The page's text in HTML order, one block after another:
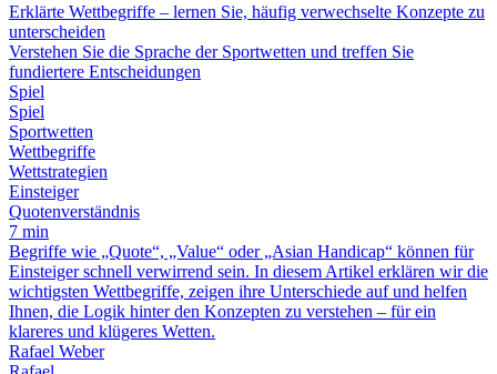
Erklärte Wettbegriffe – lernen Sie, häufig verwechselte Konzepte zu
unterscheiden
Verstehen Sie die Sprache der Sportwetten und treffen Sie
fundiertere Entscheidungen
Spiel
Spiel
Sportwetten
Wettbegriffe
Wettstrategien
Einsteiger
Quotenverständnis
7 min
Begriffe wie „Quote“, „Value“ oder „Asian Handicap“ können für
Einsteiger schnell verwirrend sein. In diesem Artikel erklären wir die
wichtigsten Wettbegriffe, zeigen ihre Unterschiede auf und helfen
Ihnen, die Logik hinter den Konzepten zu verstehen – für ein
klareres und klügeres Wetten.
Rafael Weber